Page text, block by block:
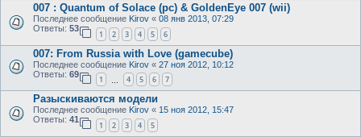
007 : Quantum of Solace (pc) & GoldenEye 007 (wii)
Последнее сообщение Kirov « 08 янв 2013, 07:29
Ответы: 53
1 2 3 4 5 6
007: From Russia with Love (gamecube)
Последнее сообщение Kirov « 27 ноя 2012, 10:12
Ответы: 69
1 4 5 6 7
Разыскиваются модели
Последнее сообщение Kirov « 15 ноя 2012, 15:47
Ответы: 41
1 2 3 4 5